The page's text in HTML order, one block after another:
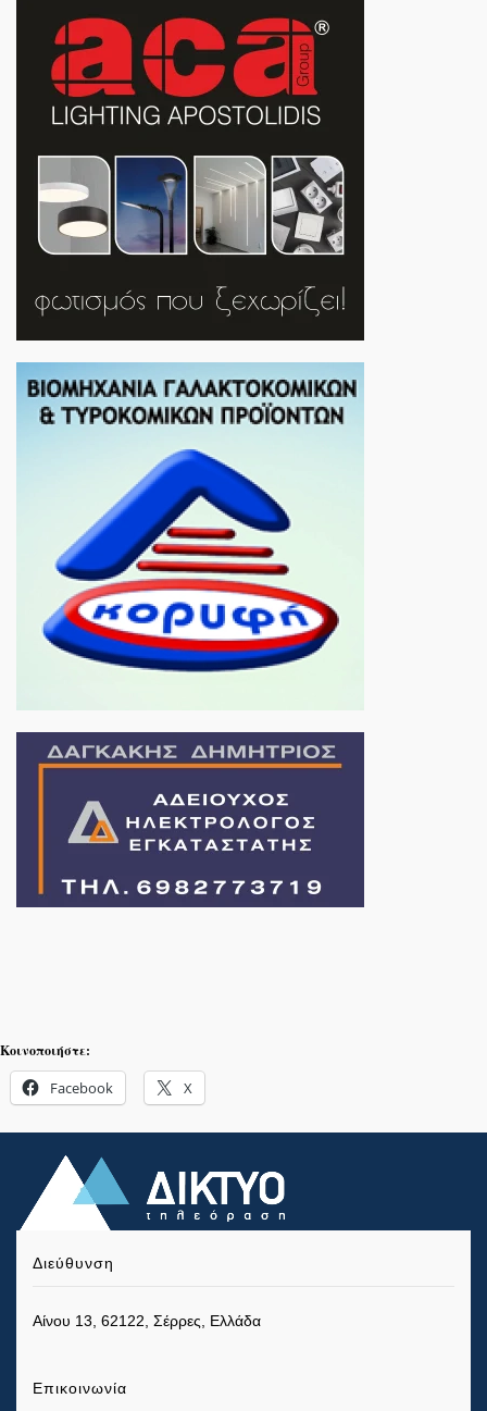
Κοινοποιήστε:
Facebook X
Διεύθυνση
Αίνου 13, 62122, Σέρρες, Ελλάδα
Επικοινωνία